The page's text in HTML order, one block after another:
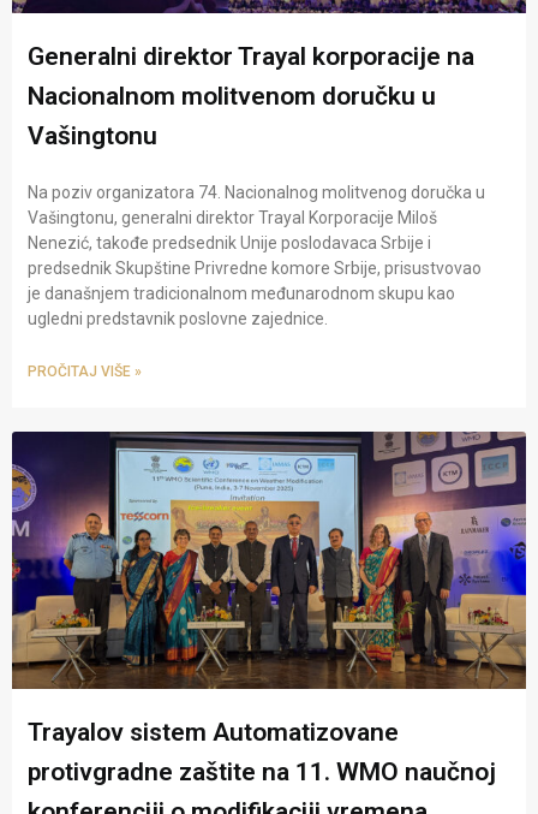
Generalni direktor Trayal korporacije na
Nacionalnom molitvenom doručku u
Vašingtonu
Na poziv organizatora 74. Nacionalnog molitvenog doručka u
Vašingtonu, generalni direktor Trayal Korporacije Miloš
Nenezić, takođe predsednik Unije poslodavaca Srbije i
predsednik Skupštine Privredne komore Srbije, prisustvovao
je današnjem tradicionalnom međunarodnom skupu kao
ugledni predstavnik poslovne zajednice.
PROČITAJ VIŠE »
Trayalov sistem Automatizovane
protivgradne zaštite na 11. WMO naučnoj